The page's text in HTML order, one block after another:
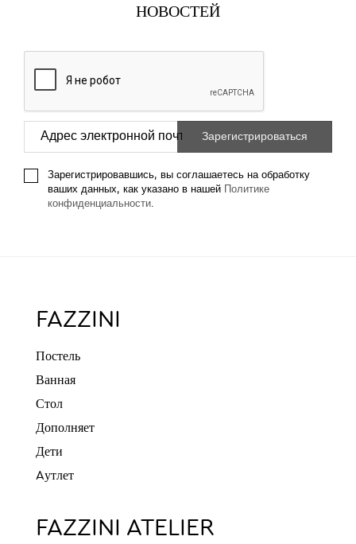
НОВОСТЕЙ
Зарегистрировавшись, вы соглашаетесь на обработку
ваших данных, как указано в нашей
Политике
конфиденциальности.
FAZZINI
Постель
Ванная
Стол
Дополняет
Дети
Aутлет
FAZZINI ATELIER